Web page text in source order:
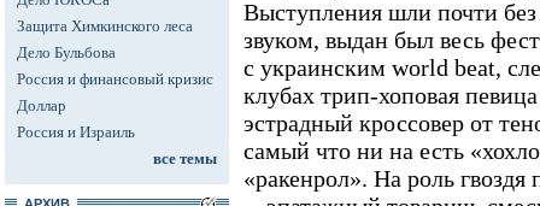
Защита Химкинского леса
Дело Бульбова
Россия и финансовый кризис
Доллар
Россия и Израиль
все темы
Выступления шли почти
звуком, выдан был весь
с украинским world beat,
клубах трип-хоповая
эстрадный кроссовер от
самый что ни на есть
«ракенрол». На роль